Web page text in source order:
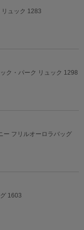
ュック 1283
ク・パーク リュック 1298
ー フリルオーロラバッグ
1603